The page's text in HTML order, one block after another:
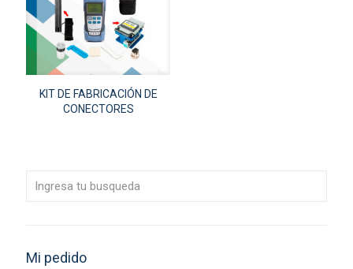
KIT DE FABRICACIÓN DE
CONECTORES
Mi pedido